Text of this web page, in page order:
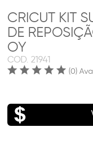
CRICUT KIT
DE
OY
COD. 21941
(0)